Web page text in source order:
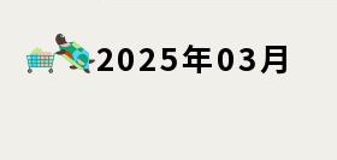
2025年03月